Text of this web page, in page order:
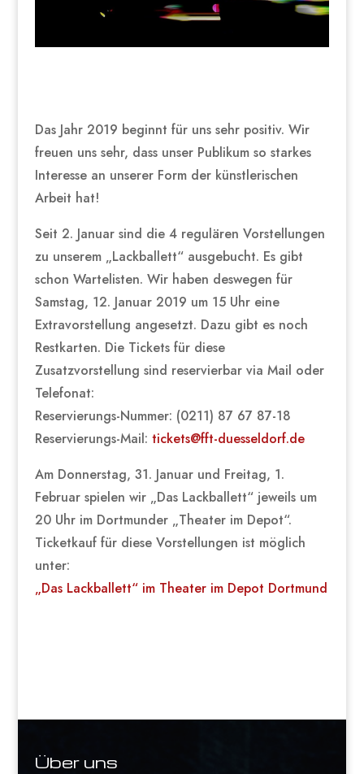
Das Jahr 2019 beginnt für uns sehr positiv. Wir
freuen uns sehr, dass unser Publikum so starkes
Interesse an unserer Form der künstlerischen
Arbeit hat!
Seit 2. Januar sind die 4 regulären Vorstellungen
zu unserem „Lackballett“ ausgebucht. Es gibt
schon Wartelisten. Wir haben deswegen für
Samstag, 12. Januar 2019 um 15 Uhr eine
Extravorstellung angesetzt. Dazu gibt es noch
Restkarten. Die Tickets für diese
Zusatzvorstellung sind reservierbar via Mail oder
Telefonat:
Reservierungs-Nummer: (0211) 87 67 87-18
Reservierungs-Mail: tickets@fft-duesseldorf.de
Am Donnerstag, 31. Januar und Freitag, 1.
Februar spielen wir „Das Lackballett“ jeweils um
20 Uhr im Dortmunder „Theater im Depot“.
Ticketkauf für diese Vorstellungen ist möglich
unter:
„Das Lackballett“ im Theater im Depot Dortmund
Über uns